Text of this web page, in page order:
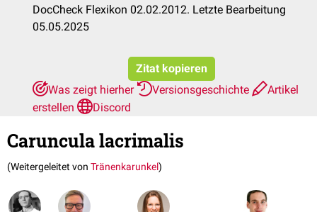
DocCheck Flexikon 02.02.2012. Letzte Bearbeitung
05.05.2025
Zitat kopieren
Was zeigt hierher
Versionsgeschichte
Artikel
erstellen
Discord
Caruncula lacrimalis
(Weitergeleitet von Tränenkarunkel)